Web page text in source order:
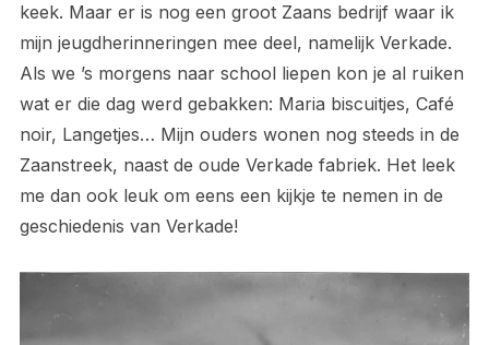
keek. Maar er is nog een groot Zaans bedrijf waar ik
mijn jeugdherinneringen mee deel, namelijk Verkade.
Als we ’s morgens naar school liepen kon je al ruiken
wat er die dag werd gebakken: Maria biscuitjes, Café
noir, Langetjes… Mijn ouders wonen nog steeds in de
Zaanstreek, naast de oude Verkade fabriek. Het leek
me dan ook leuk om eens een kijkje te nemen in de
geschiedenis van Verkade!